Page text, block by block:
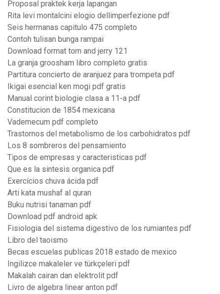
Proposal praktek kerja lapangan
Rita levi montalcini elogio dellimperfezione pdf
Seis hermanas capitulo 475 completo
Contoh tulisan bunga rampai
Download format tom and jerry 121
La granja groosham libro completo gratis
Partitura concierto de aranjuez para trompeta pdf
Ikigai esencial ken mogi pdf gratis
Manual corint biologie clasa a 11-a pdf
Constitucion de 1854 mexicana
Vademecum pdf completo
Trastornos del metabolismo de los carbohidratos pdf
Los 8 sombreros del pensamiento
Tipos de empresas y caracteristicas pdf
Que es la sintesis organica pdf
Exercícios chuva ácida pdf
Arti kata mushaf al quran
Buku nutrisi tanaman pdf
Download pdf android apk
Fisiologia del sistema digestivo de los rumiantes pdf
Libro del taoismo
Becas escuelas publicas 2018 estado de mexico
Ingilizce makaleler ve türkçeleri pdf
Makalah cairan dan elektrolit pdf
Livro de algebra linear anton pdf